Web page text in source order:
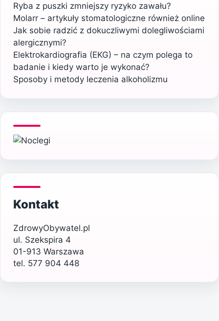
Ryba z puszki zmniejszy ryzyko zawału?
Molarr – artykuły stomatologiczne również online
Jak sobie radzić z dokuczliwymi dolegliwościami
alergicznymi?
Elektrokardiografia (EKG) – na czym polega to
badanie i kiedy warto je wykonać?
Sposoby i metody leczenia alkoholizmu
Kontakt
ZdrowyObywatel.pl
ul. Szekspira 4
01-913 Warszawa
tel. 577 904 448